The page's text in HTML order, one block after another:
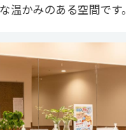
温かみのある空間です。